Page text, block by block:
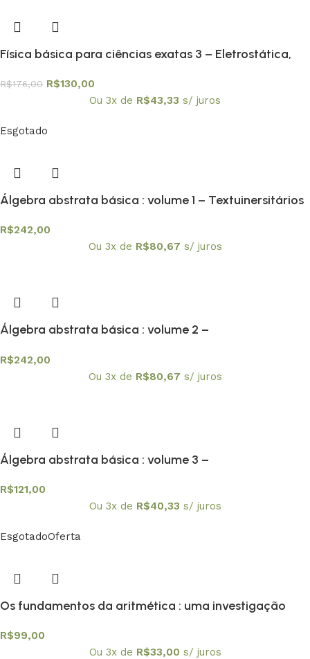
Física básica para ciências exatas 3 – Eletrostática,
R$176,00 R$130,00
Ou 3x de R$43,33 s/ juros
Esgotado
Álgebra abstrata básica : volume 1 – Textuinersitários
R$242,00
Ou 3x de R$80,67 s/ juros
Álgebra abstrata básica : volume 2 –
R$242,00
Ou 3x de R$80,67 s/ juros
Álgebra abstrata básica : volume 3 –
R$121,00
Ou 3x de R$40,33 s/ juros
EsgotadoOferta
Os fundamentos da aritmética : uma investigação
Textuniversitários 11
R$99,00
Ou 3x de R$33,00 s/ juros